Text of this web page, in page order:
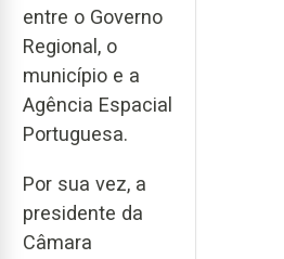
entre o Governo
Regional, o
município e a
Agência Espacial
Portuguesa.
Por sua vez, a
presidente da
Câmara